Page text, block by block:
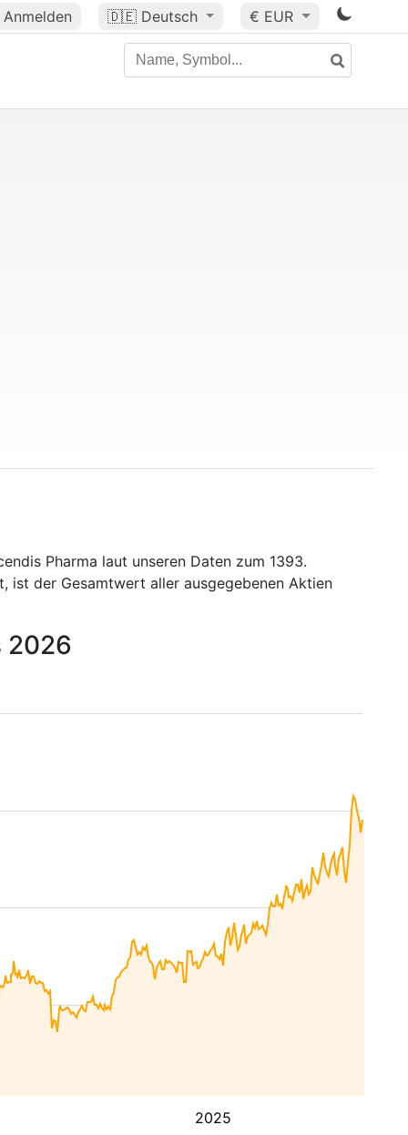
Anmelden 🇩🇪 Deutsch € EUR
Pharma laut unseren Daten zum 1393.
ist der Gesamtwert aller ausgegebenen Aktien
2026
2025